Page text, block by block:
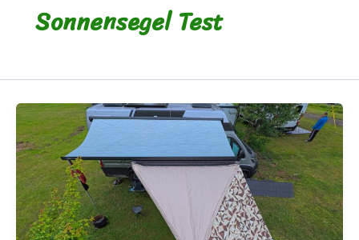
Sonnensegel Test